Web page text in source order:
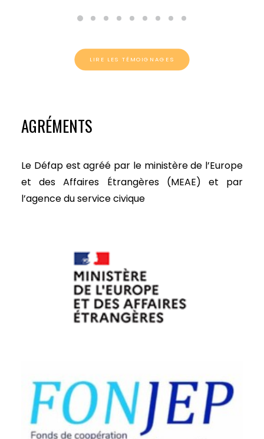
LIRE LES TÉMOIGNAGES
AGRÉMENTS
Le Défap est agréé par le ministère de l’Europe
et des Affaires Étrangères (MEAE) et par
l’agence du service civique